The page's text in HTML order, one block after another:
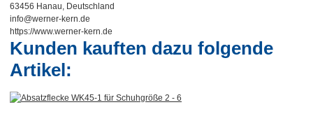
63456 Hanau, Deutschland
info@werner-kern.de
https://www.werner-kern.de
Kunden kauften dazu folgende
Artikel: